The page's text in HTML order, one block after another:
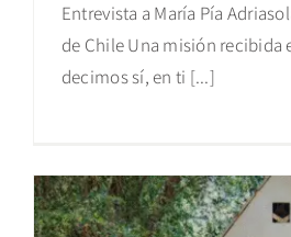
Entrevista a María Pía
de Chile Una misión recibida
decimos sí, en ti [...]